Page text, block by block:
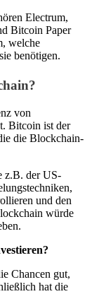
Electrum,
Bitcoin Paper
welche
benötigen.
von
Bitcoin ist der
die Blockchain-
z.B. der US-
und den
würde
Chancen gut,
hat die